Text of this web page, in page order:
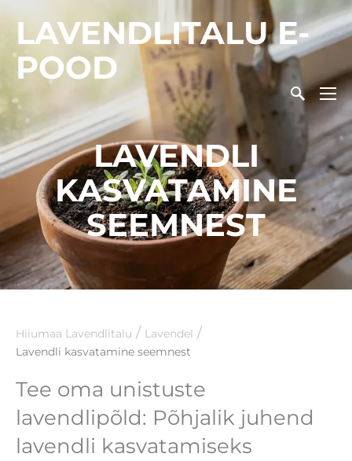
LAVENDLITALU E-
POOD
LAVENDLI
KASVATAMINE
SEEMNEST
Hiiumaa Lavendlitalu / Lavendel /
Lavendli kasvatamine seemnest
Tee oma unistuste
lavendlipõld: Põhjalik juhend
lavendli kasvatamiseks